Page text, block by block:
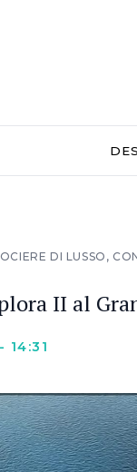
DI LUSSO,
II al
14:31